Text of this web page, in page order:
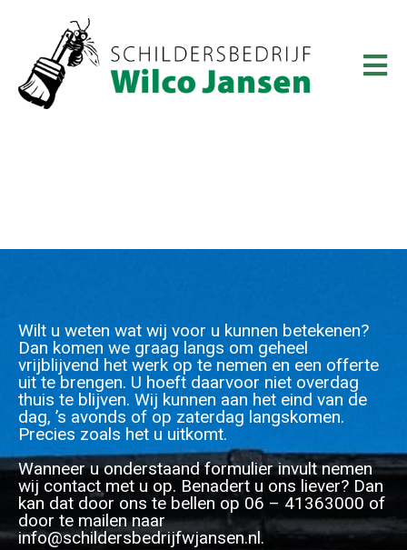
Wilt u weten wat wij voor u kunnen betekenen?
Dan komen we graag langs om geheel
vrijblijvend het werk op te nemen en een offerte
uit te brengen. U hoeft daarvoor niet overdag
thuis te blijven. Wij kunnen aan het eind van de
dag, ’s avonds of op zaterdag langskomen.
Precies zoals het u uitkomt.
Wanneer u onderstaand formulier invult nemen
wij contact met u op. Benadert u ons liever? Dan
kan dat door ons te bellen op 06 – 41363000 of
door te mailen naar
info@schildersbedrijfwjansen.nl.